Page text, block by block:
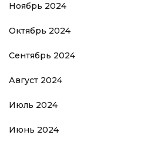
Ноябрь 2024
Октябрь 2024
Сентябрь 2024
Август 2024
Июль 2024
Июнь 2024